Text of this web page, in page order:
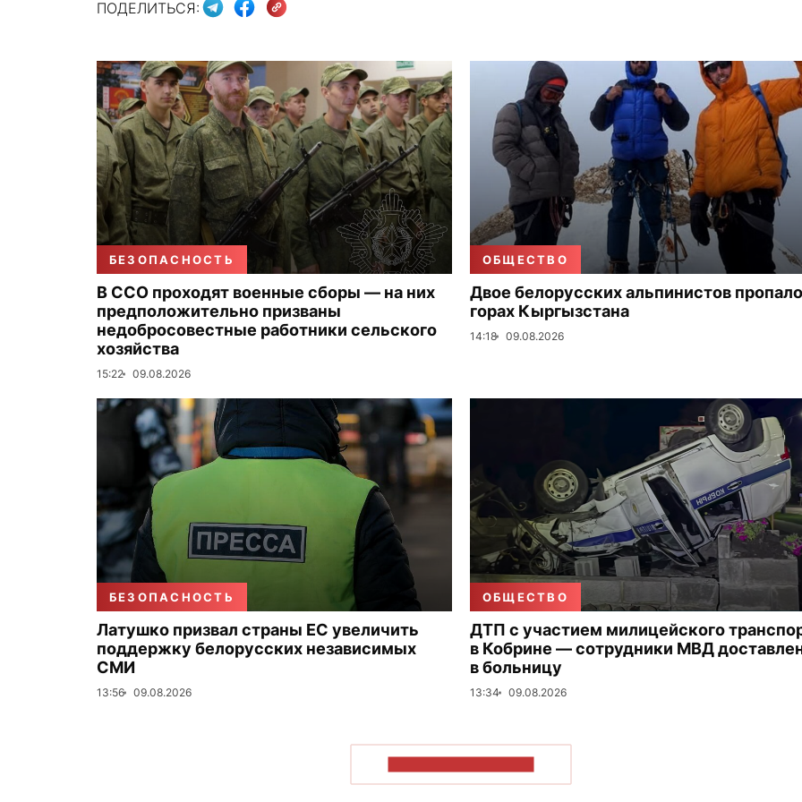
ПОДЕЛИТЬСЯ:
БЕЗОПАСНОСТЬ
В ССО проходят военные сборы — на них
предположительно призваны
недобросовестные работники сельского
хозяйства
15:22 09.08.2026
ОБЩЕСТВО
Двое белорусских альпинистов
горах Кыргызстана
14:18 09.08.2026
БЕЗОПАСНОСТЬ
Латушко призвал страны ЕС увеличить
поддержку белорусских независимых
СМИ
13:56 09.08.2026
ОБЩЕСТВО
ДТП с участием милицейского
в Кобрине — сотрудники МВД
в больницу
13:34 09.08.2026